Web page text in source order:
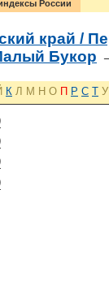
России
край /
Букор
К Л М Н О П Р С Т У